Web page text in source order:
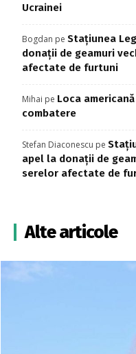
Ucrainei
Bogdan pe Stațiunea
donații de geamuri
afectate de furtuni
Mihai pe Loca
combatere
Stefan Diaconescu pe
apel la donații de
serelor afectate de
Alte articole